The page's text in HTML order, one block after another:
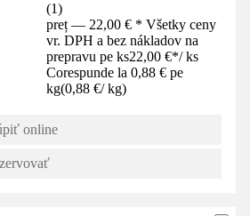
(1)
preț — 22,00 € * Všetky ceny
vr. DPH a bez nákladov na
prepravu pe ks22,00 €*/ ks
Corespunde la 0,88 € pe
kg(0,88 €/ kg)
online